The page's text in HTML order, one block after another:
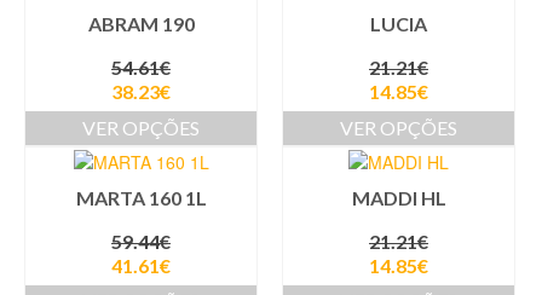
ABRAM 190
54.61€
38.23€
VER OPÇÕES
LUCIA
21.21€
14.85€
VER OPÇÕES
MARTA 160 1L
59.44€
41.61€
MADDI HL
21.21€
14.85€